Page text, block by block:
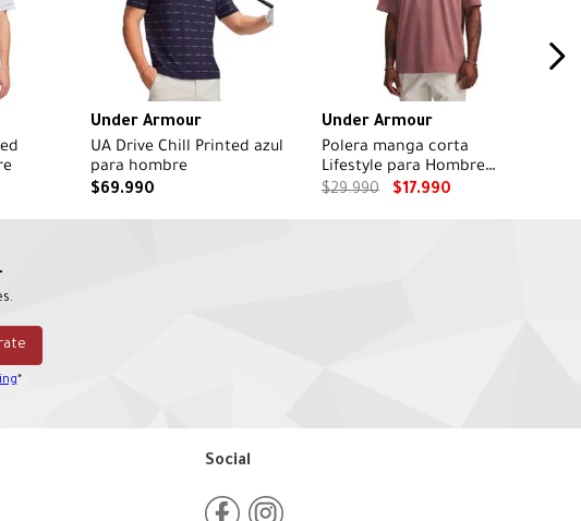
Under Armour
UA Drive Chill Printed azul
para hombre
$69.990
Under Armour
Polera manga corta
Lifestyle para Hombre
Heavyweight Oversized café
$29.990 $17.990
*
Social